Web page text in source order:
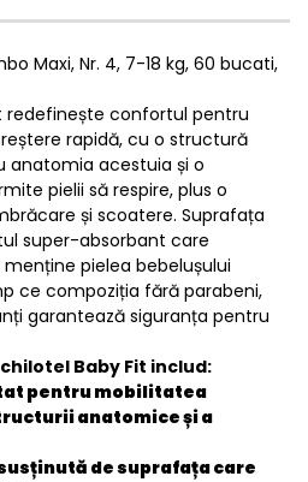
Maxi, Nr. 4, 7-18 kg, 60 bucati,
redefinește confortul pentru
rapidă, cu o structură
anatomia acestuia și o
pielii să respire, plus o
și scoatere. Suprafața
super-absorbant care
pielea bebelușului
ce compoziția fără parabeni,
garantează siguranța pentru
Baby Fit includ:
pentru mobilitatea
anatomice și a
de suprafața care